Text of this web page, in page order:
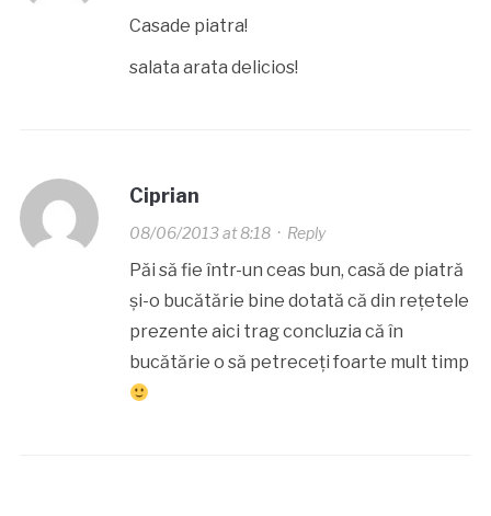
Casade piatra!
salata arata delicios!
Ciprian
08/06/2013 at 8:18· Reply
Păi să fie într-un ceas bun, casă de piatră
și-o bucătărie bine dotată că din rețetele
prezente aici trag concluzia că în
bucătărie o să petreceți foarte mult timp